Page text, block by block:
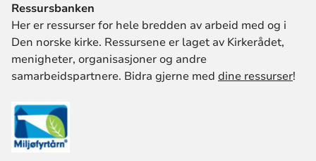
Ressursbanken
Her er ressurser for hele bredden av arbeid med og i
Den norske kirke. Ressursene er laget av Kirkerådet,
menigheter, organisasjoner og andre
samarbeidspartnere. Bidra gjerne med dine ressurser!